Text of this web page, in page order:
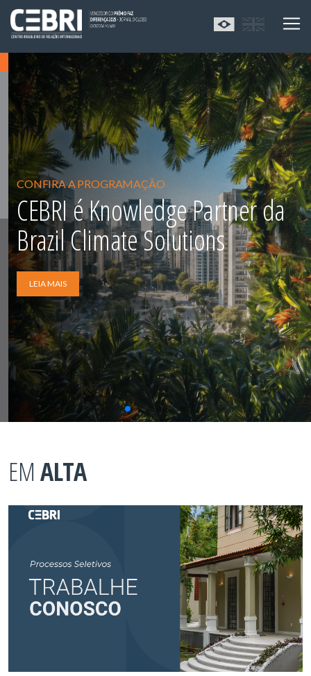
NOVA PUBLICAÇÃO
CEBRI publica análise sobre os
impactos das novas tarifas dos
EUA para o Brasil
LEIA MAIS
EM ALTA